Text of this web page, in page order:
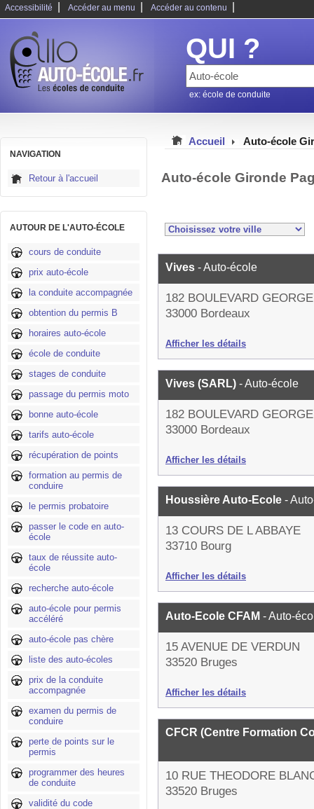
Accessibilité Accéder au menu Accéder au contenu
QUI ?
ex: école de conduite
NAVIGATION
Retour à l'accueil
AUTOUR DE L'AUTO-ÉCOLE
cours de conduite
prix auto-école
la conduite accompagnée
obtention du permis B
horaires auto-école
école de conduite
stages de conduite
passage du permis moto
bonne auto-école
tarifs auto-école
récupération de points
formation au permis de
conduire
le permis probatoire
passer le code en auto-
école
taux de réussite auto-
école
recherche auto-école
auto-école pour permis
accéléré
auto-école pas chère
liste des auto-écoles
prix de la conduite
accompagnée
examen du permis de
conduire
perte de points sur le
permis
programmer des heures
de conduite
validité du code
Accueil Auto-école
Auto-école Gironde
Vives - Auto-école
182 BOULEVARD
33000 Bordeaux
Afficher les détails
Vives (SARL) - Auto-école
182 BOULEVARD
33000 Bordeaux
Afficher les détails
Houssière Auto-Ecole -
13 COURS DE L ABBAYE
33710 Bourg
Afficher les détails
Auto-Ecole CFAM - Auto-
15 AVENUE DE VERDUN
33520 Bruges
Afficher les détails
CFCR (Centre Formation
10 RUE THEODORE
33520 Bruges